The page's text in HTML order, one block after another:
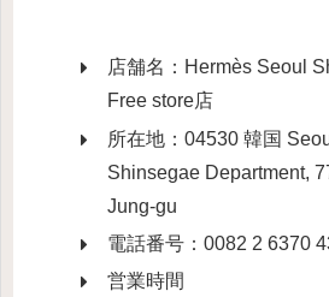
店舗名：Hermès Seoul
Free store店
所在地：04530 韓国
Shinsegae Department,
Jung-gu
電話番号：0082 2 6370
営業時間